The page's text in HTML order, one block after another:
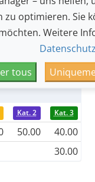
KV 515
Kat. 2 Kat. 3
50.00
40.00
30.00
optimieren. Sie
Weitere
tous